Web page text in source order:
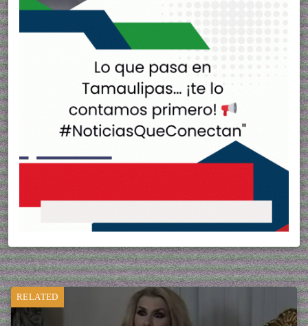
RELATED